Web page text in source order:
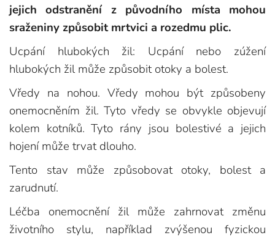
jejich odstranění z původního místa mohou
sraženiny způsobit mrtvici a rozedmu plic.
Ucpání hlubokých žil: Ucpání nebo zúžení
hlubokých žil může způsobit otoky a bolest.
Vředy na nohou. Vředy mohou být způsobeny
onemocněním žil. Tyto vředy se obvykle objevují
kolem kotníků. Tyto rány jsou bolestivé a jejich
hojení může trvat dlouho.
Tento stav může způsobovat otoky, bolest a
zarudnutí.
Léčba onemocnění žil může zahrnovat změnu
životního stylu, například zvýšenou fyzickou